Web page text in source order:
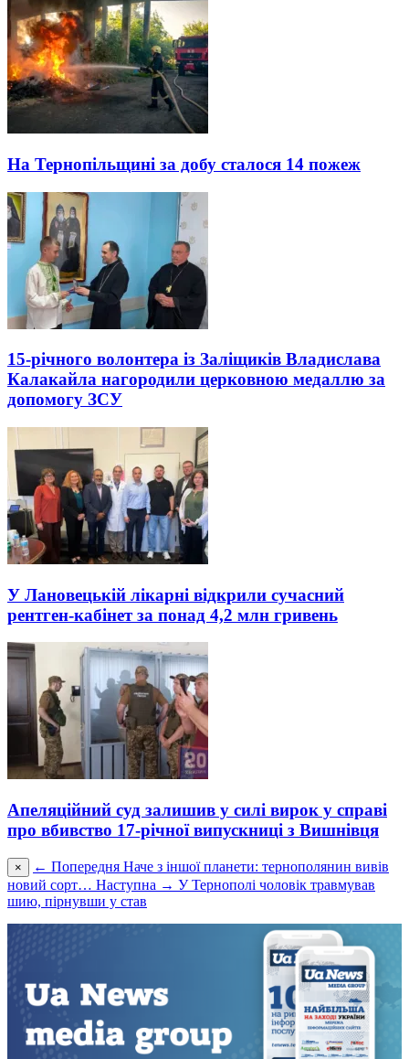
На Тернопільщині за добу сталося 14 пожеж
15-річного волонтера із Заліщиків Владислава
Калакайла нагородили церковною медаллю за
допомогу ЗСУ
У Лановецькій лікарні відкрили сучасний
рентген-кабінет за понад 4,2 млн гривень
Апеляційний суд залишив у силі вирок у справі
про вбивство 17-річної випускниці з Вишнівця
× ← Попередня Наче з іншої планети: тернополянин вивів
новий сорт… Наступна → У Тернополі чоловік травмував
шию, пірнувши у став